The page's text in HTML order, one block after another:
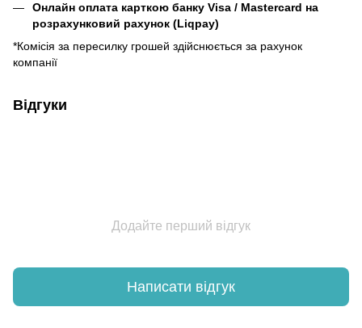
Онлайн оплата карткою банку Visa / Mastercard на
розрахунковий рахунок (Liqpay)
*Комісія за пересилку грошей здійснюється за рахунок
компанії
Відгуки
Додайте перший відгук
Написати відгук